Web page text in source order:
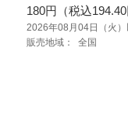
180円（税込194.40
2026年08月04日（火）
販売地域：
全国